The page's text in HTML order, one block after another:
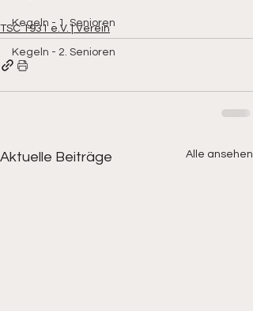
Kegeln - 1. Senioren
Kegeln - 2. Senioren
TSC 1931 e.V. | Verein
Aktuelle Beiträge Alle ansehen